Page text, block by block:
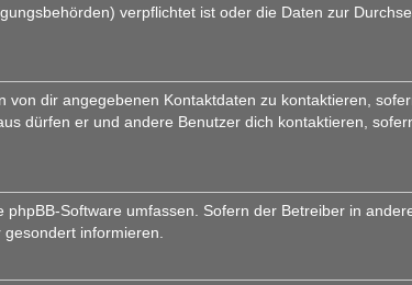
verpflichtet ist oder die Daten zur
dir angegebenen Kontaktdaten zu kontaktieren,
dürfen er und andere Benutzer dich kontaktieren,
Software umfassen. Sofern der Betreiber in
informieren.